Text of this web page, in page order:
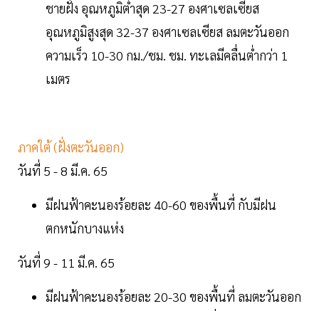
ชายฝั่ง อุณหภูมิต่ำสุด 23-27 องศาเซลเซียส
อุณหภูมิสูงสุด 32-37 องศาเซลเซียส ลมตะวันออก
ความเร็ว 10-30 กม./ชม. ชม. ทะเลมีคลื่นต่ำกว่า 1
เมตร
ภาคใต้ (ฝั่งตะวันออก)
วันที่ 5 - 8 มี.ค. 65
มีฝนฟ้าคะนองร้อยละ 40-60 ของพื้นที่ กับมีฝน
ตกหนักบางแห่ง
วันที่ 9 - 11 มี.ค. 65
มีฝนฟ้าคะนองร้อยละ 20-30 ของพื้นที่ ลมตะวันออก